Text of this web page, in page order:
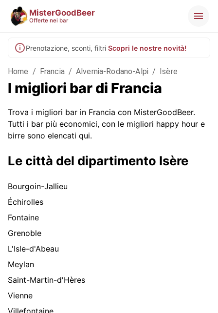
MisterGoodBeer
Offerte nei bar
Prenotazione, sconti, filtri Scopri le nostre novità!
Home / Francia / Alvernia-Rodano-Alpi / Isère
I migliori bar di Francia
Trova i migliori bar in Francia con MisterGoodBeer.
Tutti i bar più economici, con le migliori happy hour e
birre sono elencati qui.
Le città del dipartimento Isère
Bourgoin-Jallieu
Échirolles
Fontaine
Grenoble
L'Isle-d'Abeau
Meylan
Saint-Martin-d'Hères
Vienne